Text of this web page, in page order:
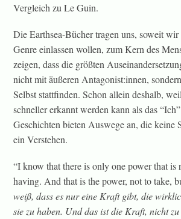
Vergleich zu Le Guin.
Die Earthsea-Bücher tragen uns, soweit wir
Genre einlassen wollen, zum Kern des
zeigen, dass die größten
nicht mit äußeren Antagonist:innen,
Selbst stattfinden. Schon allein deshalb,
schneller erkannt werden kann als das
Geschichten bieten Auswege an, die keine
ein Verstehen.
“I know that there is only one power that is
having. And that is the power, not to take,
weiß, dass es nur eine Kraft gibt, die
sie zu haben. Und das ist die Kraft, nicht